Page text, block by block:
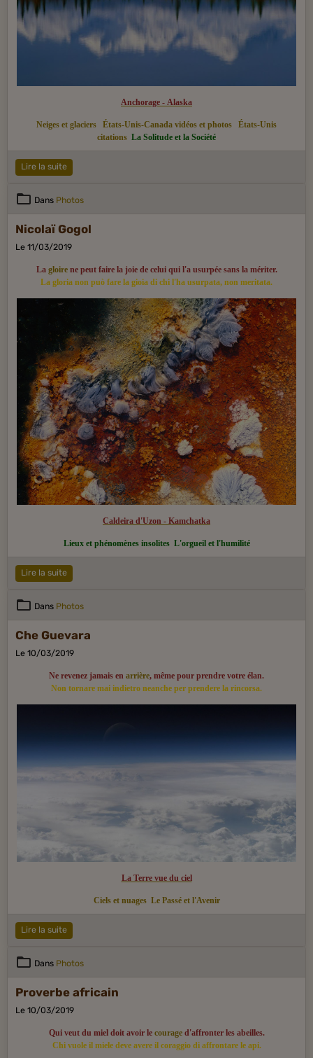
Anchorage - Alaska
Neiges et glaciers États-Unis-Canada vidéos et photos
États-Unis
citations La Solitude et la Société
Lire la suite
Dans Photos
Nicolaï Gogol
Le 11/03/2019
La gloirene peut faire la joie de celui qui l'a usurpée sans la mériter.
La gloria non può fare la gioia di chi l'ha usurpata, non meritata.
Caldeira d'Uzon - Kamchatka
Lieux et phénomènes insolites L'orgueil et l'humilité
Lire la suite
Dans Photos
Che Guevara
Le 10/03/2019
Ne revenez jamais en arrière, même pour prendre votre élan.
Non tornare mai indietro neanche per prendere la rincorsa.
La Terre vue du ciel
Ciels et nuages Le Passé et l'Avenir
Lire la suite
Dans Photos
Proverbe africain
Le 10/03/2019
Qui veut du miel doit avoir le couraged'affronter les abeilles.
Chi vuole il miele deve avere il coraggio di affrontare le api.